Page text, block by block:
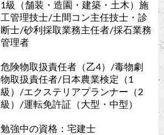
1級（舗装・造園・建築・土木）施
工管理技士/土間コン主任技士・診
断士/砂利採取業務主任者/採石業務
管理者
危険物取扱責任者（乙4）/毒物劇
物取扱責任者/日本農業検定（1
級）/エクステリアプランナー（2
級）/運転免許証（大型・中型）
勉強中の資格：宅建士